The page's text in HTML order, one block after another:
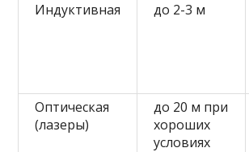
Индуктивная до 2-3 м
Оптическая
(лазеры)
до 20 м при
хороших
условиях